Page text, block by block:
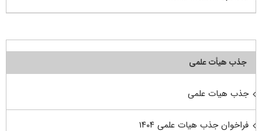
جذب هیأت علمی
جذب هیات علمی
فراخوان جذب هیات علمی ۱۴۰۴